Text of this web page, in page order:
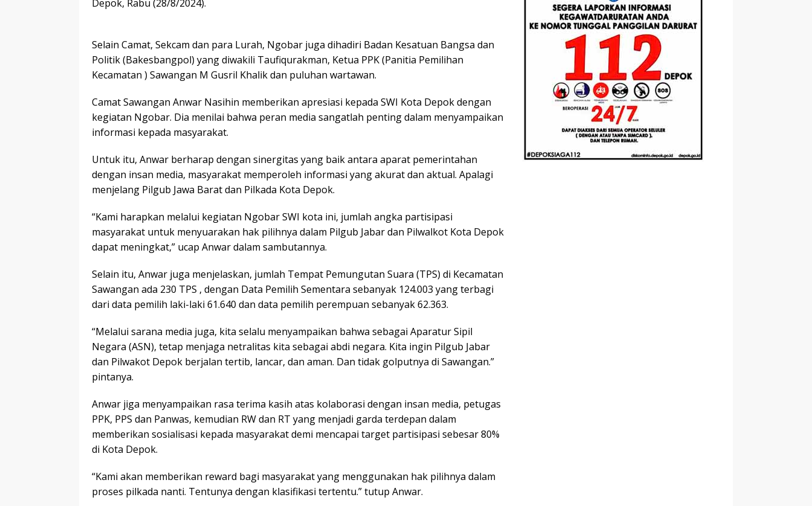
Depok, Rabu (28/8/2024).
Selain Camat, Sekcam dan para Lurah, Ngobar juga dihadiri Badan Kesatuan Bangsa dan
Politik (Bakesbangpol) yang diwakili Taufiqurakman, Ketua PPK (Panitia Pemilihan
Kecamatan ) Sawangan M Gusril Khalik dan puluhan wartawan.
Camat Sawangan Anwar Nasihin memberikan apresiasi kepada SWI Kota Depok dengan
kegiatan Ngobar. Dia menilai bahwa peran media sangatlah penting dalam menyampaikan
informasi kepada masyarakat.
Untuk itu, Anwar berharap dengan sinergitas yang baik antara aparat pemerintahan
dengan insan media, masyarakat memperoleh informasi yang akurat dan aktual. Apalagi
menjelang Pilgub Jawa Barat dan Pilkada Kota Depok.
“Kami harapkan melalui kegiatan Ngobar SWI kota ini, jumlah angka partisipasi
masyarakat untuk menyuarakan hak pilihnya dalam Pilgub Jabar dan Pilwalkot Kota Depok
dapat meningkat,” ucap Anwar dalam sambutannya.
Selain itu, Anwar juga menjelaskan, jumlah Tempat Pemungutan Suara (TPS) di Kecamatan
Sawangan ada 230 TPS , dengan Data Pemilih Sementara sebanyak 124.003 yang terbagi
dari data pemilih laki-laki 61.640 dan data pemilih perempuan sebanyak 62.363.
“Melalui sarana media juga, kita selalu menyampaikan bahwa sebagai Aparatur Sipil
Negara (ASN), tetap menjaga netralitas kita sebagai abdi negara. Kita ingin Pilgub Jabar
dan Pilwakot Depok berjalan tertib, lancar, dan aman. Dan tidak golputnya di Sawangan.”
pintanya.
Anwar jiga menyampaikan rasa terima kasih atas kolaborasi dengan insan media, petugas
PPK, PPS dan Panwas, kemudian RW dan RT yang menjadi garda terdepan dalam
memberikan sosialisasi kepada masyarakat demi mencapai target partisipasi sebesar 80%
di Kota Depok.
“Kami akan memberikan reward bagi masyarakat yang menggunakan hak pilihnya dalam
proses pilkada nanti. Tentunya dengan klasifikasi tertentu.” tutup Anwar.
Penjelasan
Ilmiahnya
Augmented
Reality
Tahun Ajaran
2026-2027